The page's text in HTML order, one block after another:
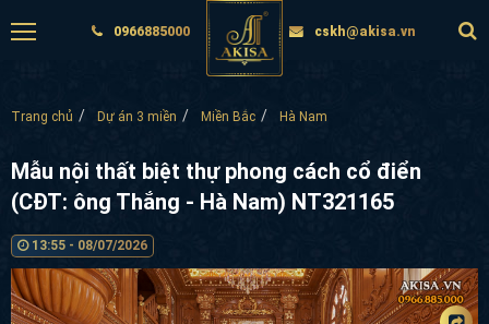
0966885000 cskh@akisa.vn
Trang chủ Dự án 3 miền Miền Bắc Hà Nam
Mẫu nội thất biệt thự phong cách cổ điển (CĐT:
ông Thắng - Hà Nam) NT321165
13:55 - 08/07/2026